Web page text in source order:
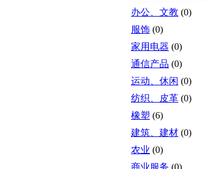
办公、文教 (0)
服饰 (0)
家用电器 (0)
通信产品 (0)
运动、休闲 (0)
纺织、皮革 (0)
橡塑 (6)
建筑、建材 (0)
农业 (0)
商业服务 (0)